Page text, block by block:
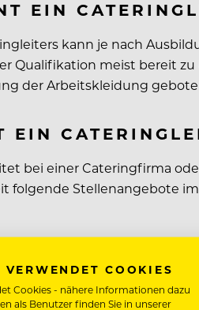
EIN
kann je nach
Qualifikation meist bereit
der Arbeitskleidung
EIN
bei einer Cateringfirma
folgende Stellenangebote
Kontakt About Arbeiten bei
COOKIES
Cookies - nähere Informationen dazu
als Benutzer finden Sie in unserer